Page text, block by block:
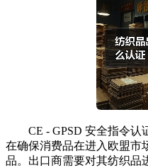
CE - GPSD 安全指令认
在确保消费品在进入欧盟市
品。出口商需要对其纺织品